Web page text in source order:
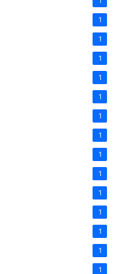
1
1
1
1
1
1
1
1
1
1
1
1
1
1